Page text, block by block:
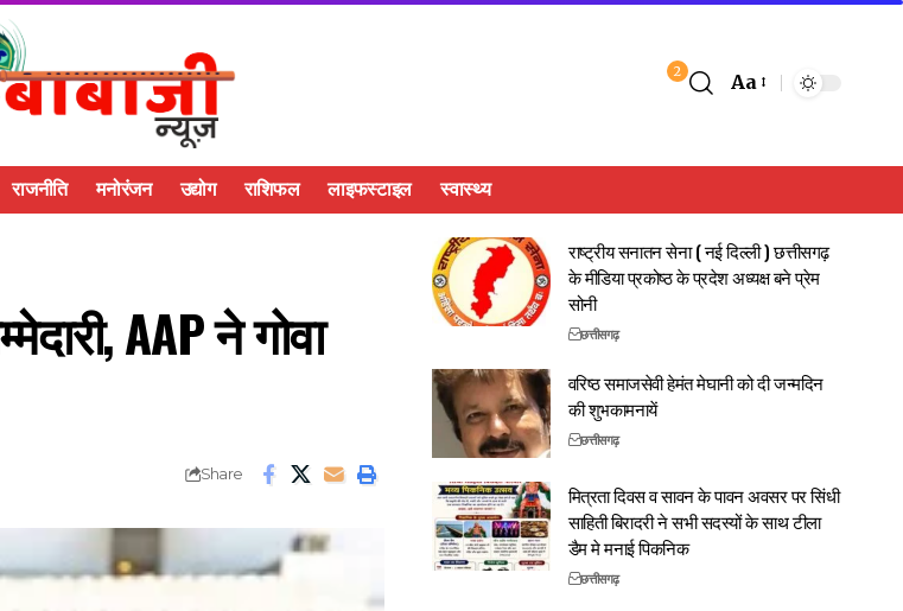
2 Aa
राजनीति मनोरंजन उद्योग राशिफल लाइफस्टाइल स्वास्थ्य
AAP ने गोवा
Share
राष्ट्रीय सनातन सेना ( नई दिल्ली ) छत्तीसगढ़
के मीडिया प्रकोष्ठ के प्रदेश अध्यक्ष बने प्रेम
सोनी
छत्तीसगढ़
वरिष्ठ समाजसेवी हेमंत मेघानी को दी जन्मदिन
की शुभकामनायें
छत्तीसगढ़
मित्रता दिवस व सावन के पावन अवसर पर सिंधी
साहिती बिरादरी ने सभी सदस्यों के साथ टीला
डैम मे मनाई पिकनिक
छत्तीसगढ़